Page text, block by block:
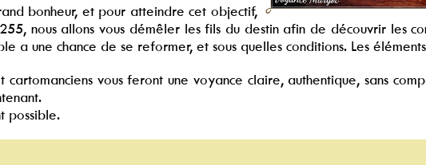
bonheur, et pour atteindre cet objectif,
nous allons vous démêler les fils du destin afin de découvrir les
a une chance de se reformer, et sous quelles conditions. Les
vous feront une voyance claire, authentique, sans
possible.